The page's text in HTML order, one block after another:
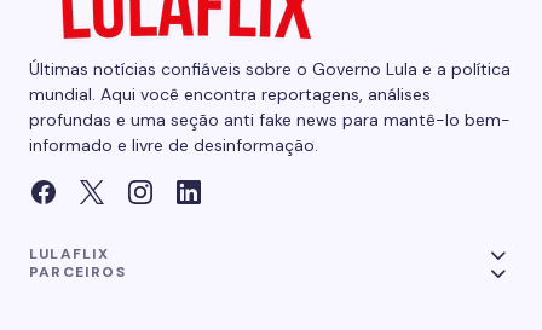
Últimas notícias confiáveis sobre o Governo Lula e a política
mundial. Aqui você encontra reportagens, análises
profundas e uma seção anti fake news para mantê-lo bem-
informado e livre de desinformação.
LULAFLIX
PARCEIROS